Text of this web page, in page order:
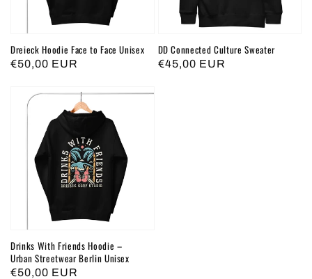
Dreieck Hoodie Face to Face Unisex
Normaler
€50,00 EUR
DD Connected Culture Sweater
Normaler
€45,00 EUR
Drinks With Friends Hoodie –
Urban Streetwear Berlin Unisex
Normaler
€50,00 EUR